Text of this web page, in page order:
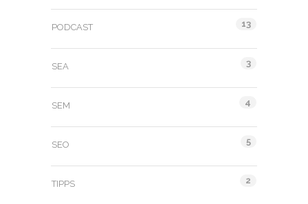
PODCAST 13
SEA 3
SEM 4
SEO 5
TIPPS 2